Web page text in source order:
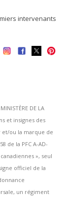
intervenants
DE LA
et insignes des
et/ou la marque de
de la PFC A-AD-
», seul
officiel de la
un régiment